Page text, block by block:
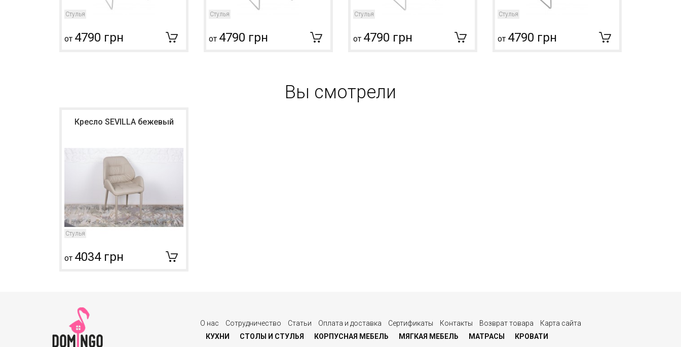
Стулья
от 4790 грн
Стулья
от 4790 грн
Стулья
от 4790 грн
Стулья
от 4790 грн
Вы смотрели
Кресло SEVILLA бежевый
Стулья
от 4034 грн
О нас Сотрудничество Статьи Оплата и доставка Сертификаты Контакты Возврат товара
Карта сайта
КУХНИ
СТОЛЫ И СТУЛЬЯ КОРПУСНАЯ МЕБЕЛЬ МЯГКАЯ МЕБЕЛЬ МАТРАСЫ КРОВАТИ